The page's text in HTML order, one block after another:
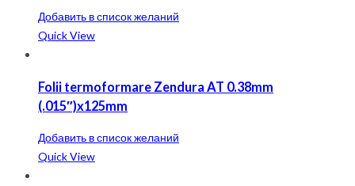
Добавить в список желаний
Quick View
Folii termoformare Zendura AT 0.38mm
(.015″)x125mm
Добавить в список желаний
Quick View